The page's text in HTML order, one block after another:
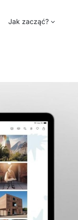
Jak zacząć?